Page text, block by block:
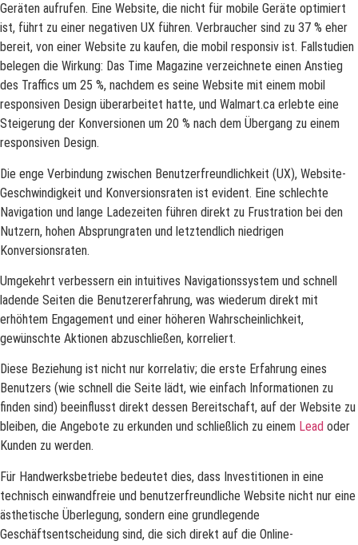
Geräten aufrufen. Eine Website, die nicht für mobile Geräte optimiert
ist, führt zu einer negativen UX führen. Verbraucher sind zu 37 % eher
bereit, von einer Website zu kaufen, die mobil responsiv ist. Fallstudien
belegen die Wirkung: Das Time Magazine verzeichnete einen Anstieg
des Traffics um 25 %, nachdem es seine Website mit einem mobil
responsiven Design überarbeitet hatte, und Walmart.ca erlebte eine
Steigerung der Konversionen um 20 % nach dem Übergang zu einem
responsiven Design.
Die enge Verbindung zwischen Benutzerfreundlichkeit (UX), Website-
Geschwindigkeit und Konversionsraten ist evident. Eine schlechte
Navigation und lange Ladezeiten führen direkt zu Frustration bei den
Nutzern, hohen Absprungraten und letztendlich niedrigen
Konversionsraten.
Umgekehrt verbessern ein intuitives Navigationssystem und schnell
ladende Seiten die Benutzererfahrung, was wiederum direkt mit
erhöhtem Engagement und einer höheren Wahrscheinlichkeit,
gewünschte Aktionen abzuschließen, korreliert.
Diese Beziehung ist nicht nur korrelativ; die erste Erfahrung eines
Benutzers (wie schnell die Seite lädt, wie einfach Informationen zu
finden sind) beeinflusst direkt dessen Bereitschaft, auf der Website zu
bleiben, die Angebote zu erkunden und schließlich zu einem Lead oder
Kunden zu werden.
Für Handwerksbetriebe bedeutet dies, dass Investitionen in eine
technisch einwandfreie und benutzerfreundliche Website nicht nur eine
ästhetische Überlegung, sondern eine grundlegende
Geschäftsentscheidung sind, die sich direkt auf die Online-